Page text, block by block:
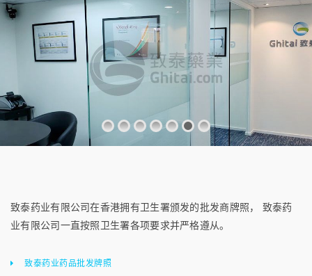
致泰药业有限公司在香港拥有卫生署颁发的批发商牌照， 致泰药
业有限公司一直按照卫生署各项要求并严格遵从。
致泰药业药品批发牌照